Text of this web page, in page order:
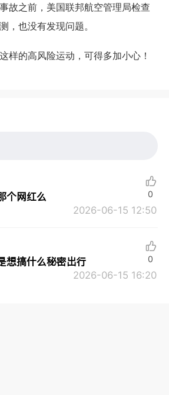
故之前，美国联邦航空管理局检查
，也没有发现问题。
样的高风险运动，可得多加小心！
个网红么
2026-06-15 12:50
0
想搞什么秘密出行
2026-06-15 16:20
0